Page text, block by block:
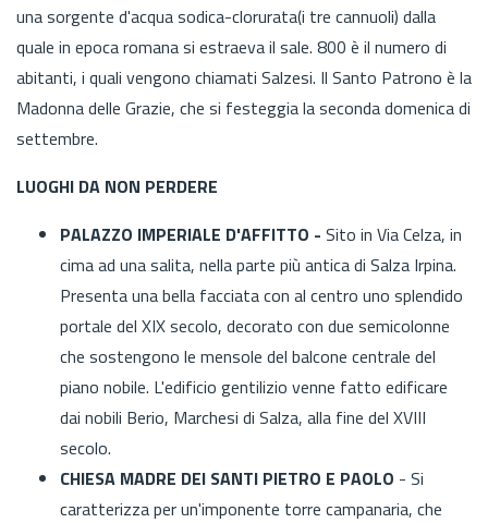
una sorgente d'acqua sodica-clorurata(i tre cannuoli) dalla
quale in epoca romana si estraeva il sale. 800 è il numero di
abitanti, i quali vengono chiamati Salzesi. Il Santo Patrono è la
Madonna delle Grazie, che si festeggia la seconda domenica di
settembre.
LUOGHI DA NON PERDERE
PALAZZO IMPERIALE D'AFFITTO - Sito in Via Celza, in
cima ad una salita, nella parte più antica di Salza Irpina.
Presenta una bella facciata con al centro uno splendido
portale del XIX secolo, decorato con due semicolonne
che sostengono le mensole del balcone centrale del
piano nobile. L'edificio gentilizio venne fatto edificare
dai nobili Berio, Marchesi di Salza, alla fine del XVIII
secolo.
CHIESA MADRE DEI SANTI PIETRO E PAOLO - Si
caratterizza per un'imponente torre campanaria, che